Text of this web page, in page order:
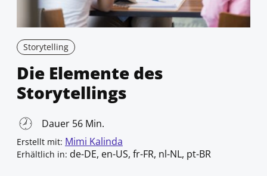
Storytelling
Die Elemente des
Storytellings
Dauer 56 Min.
Erstellt mit: Mimi Kalinda
Erhältlich in: de-DE, en-US, fr-FR, nl-NL, pt-BR